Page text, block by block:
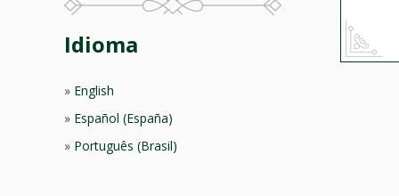
Idioma
English
Español (España)
Português (Brasil)